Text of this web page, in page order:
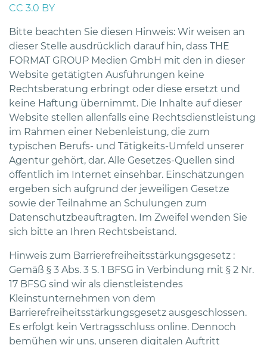
CC 3.0 BY
Bitte beachten Sie diesen Hinweis: Wir weisen an
dieser Stelle ausdrücklich darauf hin, dass THE
FORMAT GROUP Medien GmbH mit den in dieser
Website getätigten Ausführungen keine
Rechtsberatung erbringt oder diese ersetzt und
keine Haftung übernimmt. Die Inhalte auf dieser
Website stellen allenfalls eine Rechtsdienstleistung
im Rahmen einer Nebenleistung, die zum
typischen Berufs- und Tätigkeits-Umfeld unserer
Agentur gehört, dar. Alle Gesetzes-Quellen sind
öffentlich im Internet einsehbar. Einschätzungen
ergeben sich aufgrund der jeweiligen Gesetze
sowie der Teilnahme an Schulungen zum
Datenschutzbeauftragten. Im Zweifel wenden Sie
sich bitte an Ihren Rechtsbeistand.
Hinweis zum Barrierefreiheitsstärkungsgesetz :
Gemäß § 3 Abs. 3 S. 1 BFSG in Verbindung mit § 2 Nr.
17 BFSG sind wir als dienstleistendes
Kleinstunternehmen von dem
Barrierefreiheitsstärkungsgesetz ausgeschlossen.
Es erfolgt kein Vertragsschluss online. Dennoch
bemühen wir uns, unseren digitalen Auftritt